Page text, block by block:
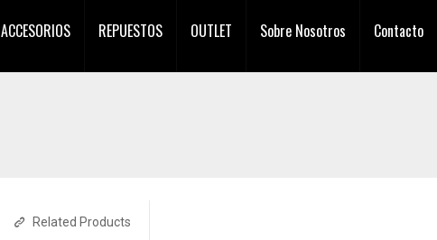
ACCESORIOS REPUESTOS OUTLET Sobre Nosotros Contacto
Related Products